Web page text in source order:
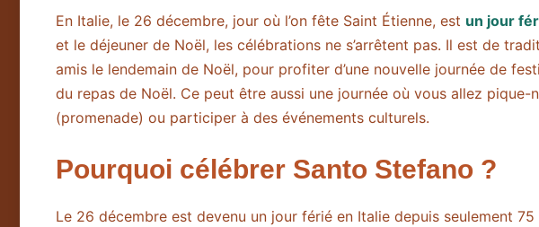
En Italie, le 26 décembre, jour où l’on fête Saint Étienne, est un jour
et le déjeuner de Noël, les célébrations ne s’arrêtent pas. Il est de
amis le lendemain de Noël, pour profiter d’une nouvelle journée de
du repas de Noël. Ce peut être aussi une journée où vous allez pique-
(promenade) ou participer à des événements culturels.
Pourquoi célébrer Santo Stefano ?
Le 26 décembre est devenu un jour férié en Italie depuis seulement 75